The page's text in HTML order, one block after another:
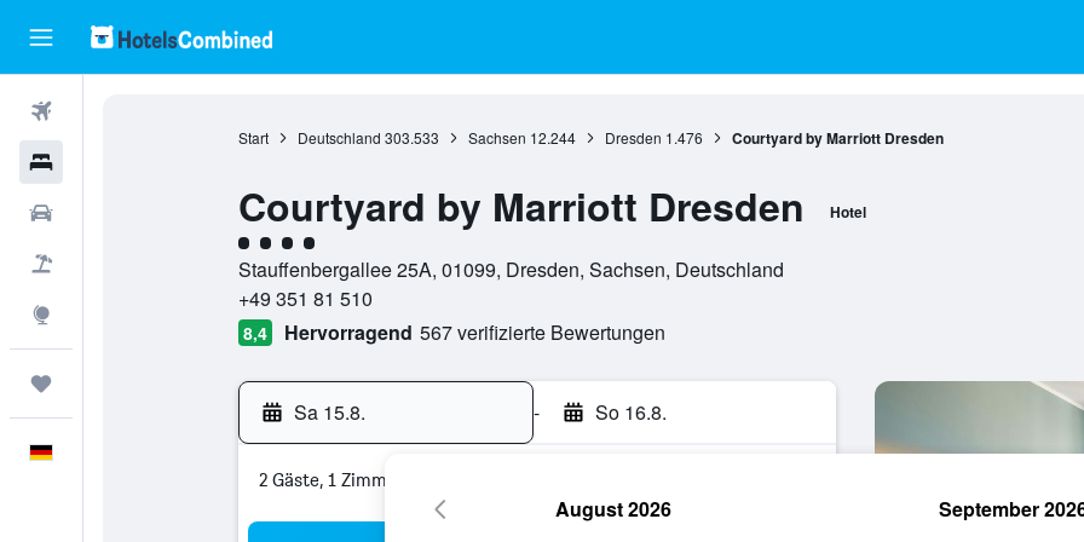
Start Deutschland 303.533 Sachsen 12.244 Dresden 1.476 Courtyard by Marriott Dresden
Courtyard by Marriott Dresden Hotel
Bewertungskategorie 4
Stauffenbergallee 25A, 01099, Dresden, Sachsen, Deutschland
+49 351 81 510
8,4 Hervorragend 567 verifizierte Bewertungen
Sa 15.8. - So 16.8.
2 Gäste, 1 Zimmer
August 2026 September